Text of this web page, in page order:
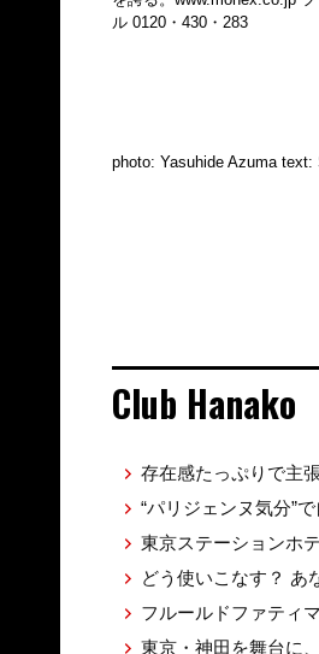
ル 0120・430・283
photo: Yasuhide Azuma
Club Hanako
存在感たっぷりで主
“パリジェンヌ気分”
東京ステーションホ
どう使いこなす？ あ
フルールドファティ
東京・神田を舞台に